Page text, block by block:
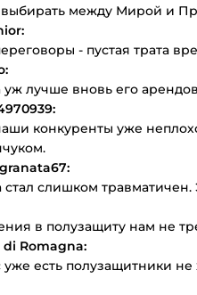
между Мирой и
- пустая трата
уж лучше вновь его
конкуренты уже
слишком травматичен.
в полузащиту нам не
di Romagna:
уже есть полузащитники